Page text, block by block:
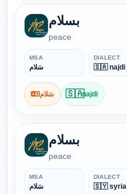
بسلام
peace
MSA
سَلام
DIALECT
🇸🇦 najdi
سَلام 🇸🇦najdi
بسلام
peace
MSA
سَلام
DIALECT
🇸🇾 syria